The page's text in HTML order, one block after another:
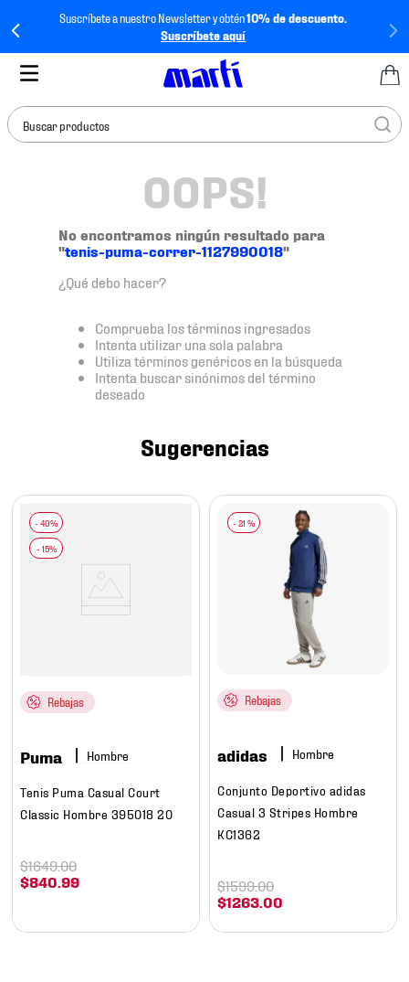
Suscríbete a nuestro Newsletter y obtén10% de descuento.
Suscríbete aquí
Buscar productos
OOPS!
No encontramos ningún resultado para
"tenis-puma-correr-1127990018"
¿Qué debo hacer?
Comprueba los términos ingresados
Intenta utilizar una sola palabra
Utiliza términos genéricos en la búsqueda
Intenta buscar sinónimos del término
deseado
Sugerencias
Rebajas
Puma Hombre
Tenis Puma Casual Court
Classic Hombre 395018 20
$840.99
$1649.00
- 21 %
Rebajas
adidas Hombre
Conjunto Deportivo adidas
Casual 3 Stripes Hombre
KC1362
$1263.00
$1599.00
tenis mujer
tenis hombre
tenis
tenis futbol
mochila
10. tenis nike